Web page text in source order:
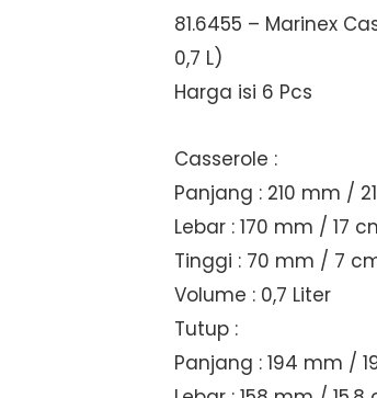
81.6455 – Marinex
0,7 L)
Harga isi 6 Pcs
Casserole :
Panjang : 210 mm /
Lebar : 170 mm / 17
Tinggi : 70 mm / 7
Volume : 0,7 Liter
Tutup :
Panjang : 194 mm /